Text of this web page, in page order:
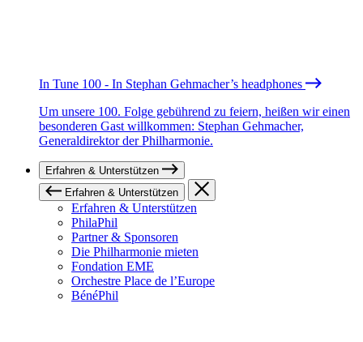
In Tune 100 - In Stephan Gehmacher’s headphones
Um unsere 100. Folge gebührend zu feiern, heißen wir einen
besonderen Gast willkommen: Stephan Gehmacher,
Generaldirektor der Philharmonie.
Erfahren & Unterstützen
Erfahren & Unterstützen
Erfahren & Unterstützen
PhilaPhil
Partner & Sponsoren
Die Philharmonie mieten
Fondation EME
Orchestre Place de l’Europe
BénéPhil